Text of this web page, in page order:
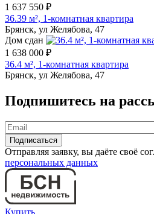
1 637 550 ₽
36.39 м², 1-комнатная квартира
Брянск, ул Желябова, 47
Дом сдан
1 638 000 ₽
36.4 м², 1-комнатная квартира
Брянск, ул Желябова, 47
Подпишитесь на
Отправляя заявку, вы даёте своё
персональных данных
Купить